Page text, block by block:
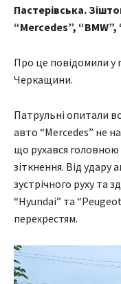
Пастерівська.
“Mercedes”,
Про це повідомили у
Черкащини.
Патрульні опитали
авто “Mercedes” не
що рухався
зіткнення. Від удару
зустрічного руху та
“Hyundai” та
перехрестям.